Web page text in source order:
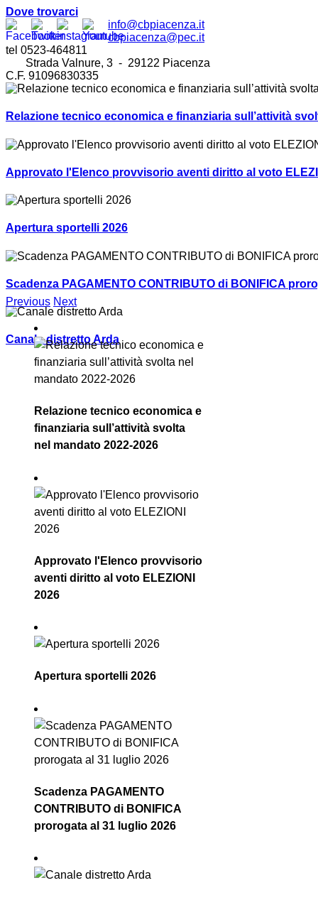
Dove trovarci
info@cbpiacenza.it
cbpiacenza@pec.it
tel 0523-464811
Strada Valnure, 3 - 29122 Piacenza
C.F. 91096830335
Relazione tecnico economica e finanziaria sull’attività
Approvato l'Elenco provvisorio aventi diritto al voto
Apertura sportelli 2026
Scadenza PAGAMENTO CONTRIBUTO di BONIFICA
Canale distretto Arda
Previous Next
Relazione tecnico economica e
finanziaria sull’attività svolta
nel mandato 2022-2026
Approvato l'Elenco provvisorio
aventi diritto al voto ELEZIONI
2026
Apertura sportelli 2026
Scadenza PAGAMENTO
CONTRIBUTO di BONIFICA
prorogata al 31 luglio 2026